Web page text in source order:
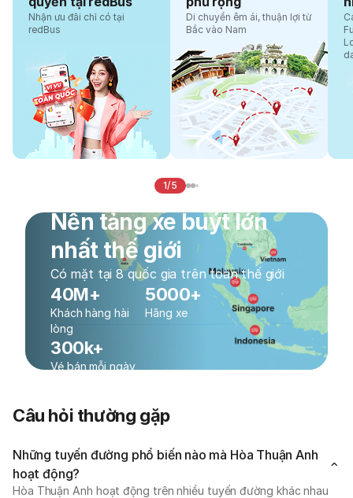
Nhận ưu đãi chỉ có tại
redBus
Di chuyển êm ái, thuận lợi từ
Bắc vào Nam
1/5
Nền tảng xe buýt lớn
nhất thế giới
Có mặt tại 8 quốc gia trên toàn thế giới
40M+
Khách hàng hài
lòng
5000+
Hãng xe
300k+
Vé bán mỗi ngày
Câu hỏi thường gặp
Những tuyến đường phổ biến nào mà Hòa Thuận Anh
hoạt động?
Hòa Thuận Anh hoạt động trên nhiều tuyến đường khác nhau